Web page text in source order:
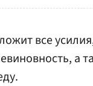
все
а